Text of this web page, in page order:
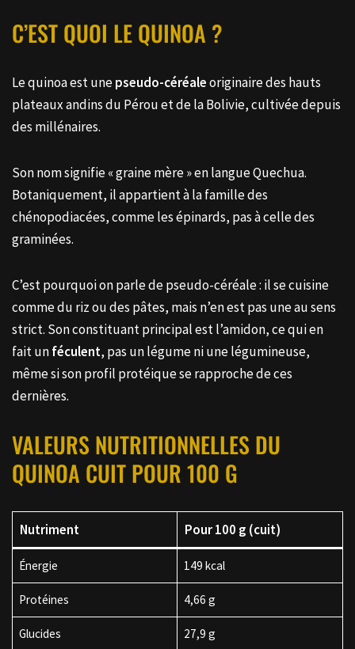
C’EST QUOI LE QUINOA ?
Le quinoa est unepseudo-céréaleoriginaire des hauts
plateaux andins du Pérou et de la Bolivie, cultivée depuis
des millénaires.
Son nom signifie « graine mère » en langue Quechua.
Botaniquement, il appartient à la famille des
chénopodiacées, comme les épinards, pas à celle des
graminées.
C’est pourquoi on parle de pseudo-céréale : il se cuisine
comme du riz ou des pâtes, mais n’en est pas une au sens
strict. Son constituant principal est l’amidon, ce qui en
fait unféculent, pas un légume ni une légumineuse,
même si son profil protéique se rapproche de ces
dernières.
VALEURS NUTRITIONNELLES DU
QUINOA CUIT POUR 100 G
Nutriment Pour 100 g (cuit)
Énergie 149 kcal
Protéines 4,66 g
Glucides 27,9 g